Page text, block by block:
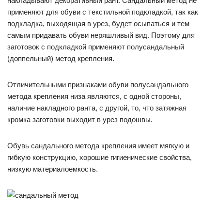
применяют для обуви с текстильной подкладкой, так как
подкладка, выходящая в урез, будет осыпаться и тем
самым придавать обуви неряшливый вид. Поэтому для
заготовок с подкладкой применяют полусандальный
(доппельный) метод крепления.
Отличительными признаками обуви полусандального
метода крепления низа являются, с одной стороны,
наличие накладного ранта, с другой, то, что затяжная
кромка заготовки выходит в урез подошвы.
Обувь сандального метода крепления имеет мягкую и
гибкую конструкцию, хорошие гигиенические свойства,
низкую материалоемкость.